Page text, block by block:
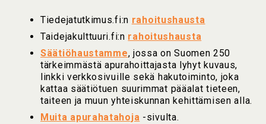
Tiedejatutkimus.fi:n rahoitushausta
Taidejakulttuuri.fi:n rahoitushausta
Säätiöhaustamme, jossa on Suomen 250
tärkeimmästä apurahoittajasta lyhyt kuvaus,
linkki verkkosivuille sekä hakutoiminto, joka
kattaa säätiötuen suurimmat pääalat tieteen,
taiteen ja muun yhteiskunnan kehittämisen alla.
Muita apurahatahoja -sivulta.